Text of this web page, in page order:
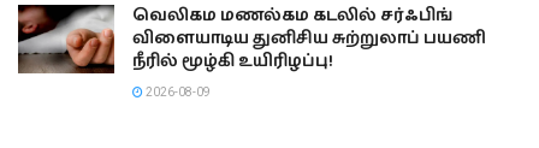
வெலிகம மணல்கம கடலில் சர்ஃபிங்
விளையாடிய துனிசிய சுற்றுலாப் பயணி
நீரில் மூழ்கி உயிரிழப்பு!
2026-08-09